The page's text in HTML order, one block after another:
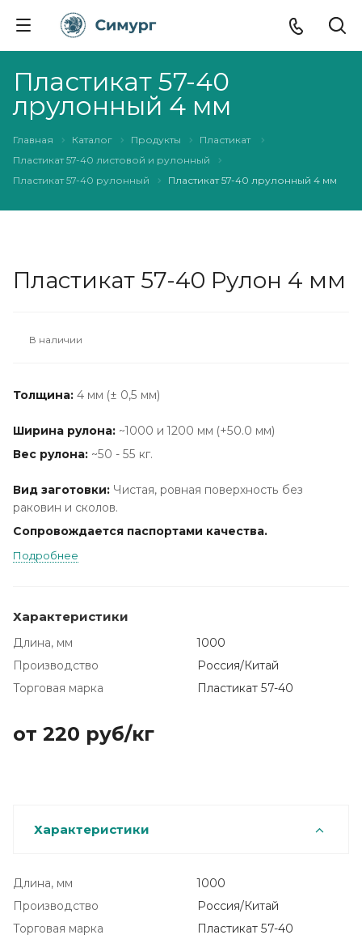
Пластикат 57-40
лрулонный 4 мм
Главная Каталог Продукты
Пластикат
Пластикат 57-40 листовой и рулонный
Пластикат 57-40 рулонный
Пластикат 57-40 лрулонный 4 мм
Пластикат 57-40 Рулон 4 мм
В наличии
Толщина: 4 мм (± 0,5 мм)
Ширина рулона: ~1000 и 1200 мм (+50.0 мм)
Вес рулона: ~50 - 55 кг.
Вид заготовки: Чистая, ровная поверхность без
раковин и сколов.
Сопровождается паспортами качества.
Подробнее
Характеристики
Длина, мм
1000
Производство
Россия/Китай
Торговая марка
Пластикат 57-40
от 220 руб/кг
Характеристики
Длина, мм
1000
Производство
Россия/Китай
Торговая марка
Пластикат 57-40